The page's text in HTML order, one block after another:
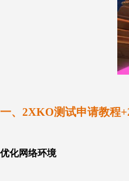
一、2XKO测试申请教程
优化网络环境